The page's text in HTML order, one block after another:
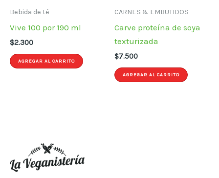
Bebida de té
Vive 100 por 190 ml
$2.300
AGREGAR AL CARRITO
CARNES & EMBUTIDOS
Carve proteína de soya
texturizada
$7.500
AGREGAR AL CARRITO